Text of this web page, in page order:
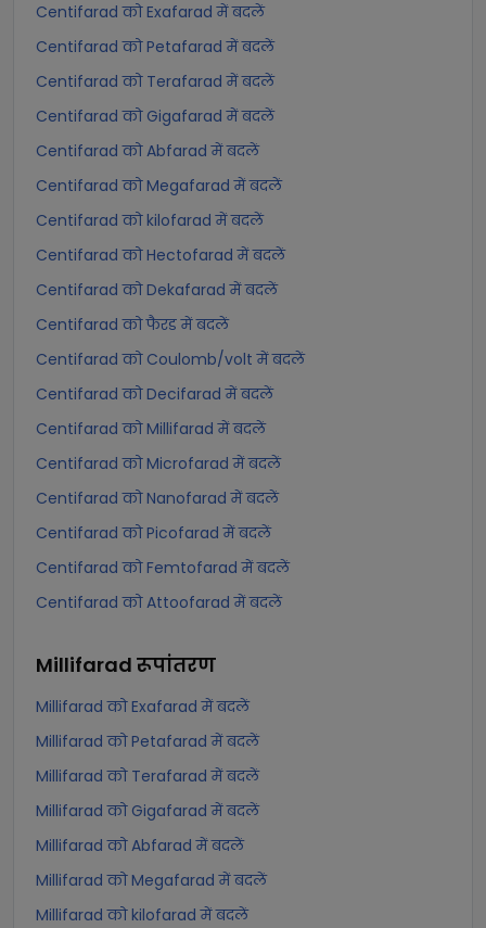
Centifarad को Exafarad में बदलें
Centifarad को Petafarad में बदलें
Centifarad को Terafarad में बदलें
Centifarad को Gigafarad में बदलें
Centifarad को Abfarad में बदलें
Centifarad को Megafarad में बदलें
Centifarad को kilofarad में बदलें
Centifarad को Hectofarad में बदलें
Centifarad को Dekafarad में बदलें
Centifarad को फैरड में बदलें
Centifarad को Coulomb/volt में बदलें
Centifarad को Decifarad में बदलें
Centifarad को Millifarad में बदलें
Centifarad को Microfarad में बदलें
Centifarad को Nanofarad में बदलें
Centifarad को Picofarad में बदलें
Centifarad को Femtofarad में बदलें
Centifarad को Attoofarad में बदलें
Millifarad रूपांतरण
Millifarad को Exafarad में बदलें
Millifarad को Petafarad में बदलें
Millifarad को Terafarad में बदलें
Millifarad को Gigafarad में बदलें
Millifarad को Abfarad में बदलें
Millifarad को Megafarad में बदलें
Millifarad को kilofarad में बदलें